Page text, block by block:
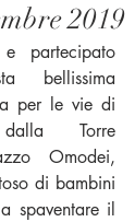
2019
e partecipato
bellissima
per le vie di
Torre
Omodei,
di bambini
spaventare il